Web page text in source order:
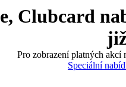
Clubcard
Pro zobrazení platných akcí
Speciální